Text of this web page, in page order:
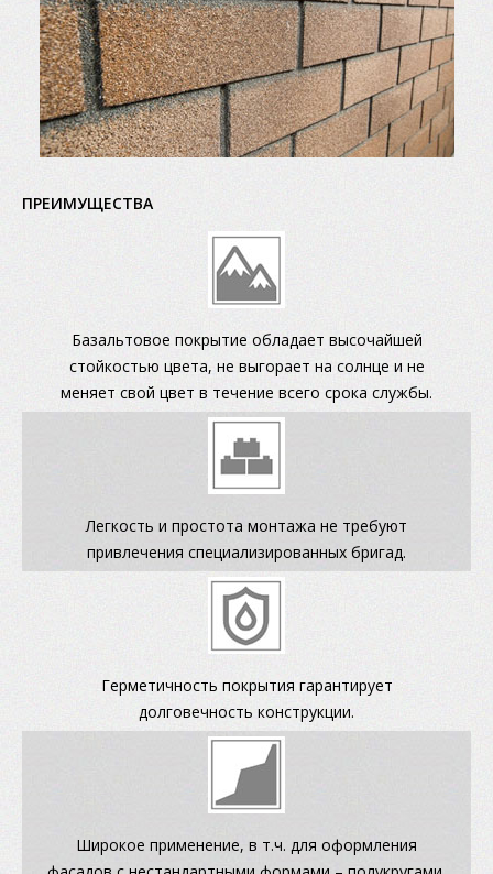
ПРЕИМУЩЕСТВА
Базальтовое покрытие обладает высочайшей
стойкостью цвета, не выгорает на солнце и не
меняет свой цвет в течение всего срока службы.
Легкость и простота монтажа не требуют
привлечения специализированных бригад.
Герметичность покрытия гарантирует
долговечность конструкции.
Широкое применение, в т.ч. для оформления